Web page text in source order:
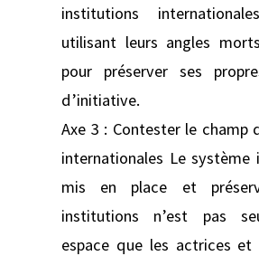
institutions
utilisant leurs angles
pour préserver ses
d’initiative.
Axe 3 : Contester le champ
internationales Le système
mis en place et
institutions n’est pas
espace que les actrices et